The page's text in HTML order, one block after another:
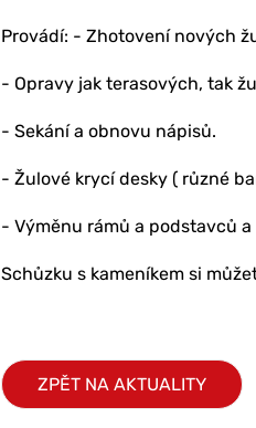
Provádí: - Zhotovení nových
- Opravy jak terasových, tak
- Sekání a obnovu nápisů.
- Žulové krycí desky ( různé
- Výměnu rámů a podstavců
Schůzku s kameníkem si
ZPĚT NA AKTUALITY